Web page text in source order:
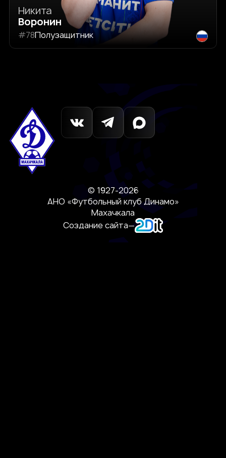
Никита
Воронин
#78Полузащитник
© 1927-2026
АНО «Футбольный клуб Динамо»
Махачкала
Создание сайта—